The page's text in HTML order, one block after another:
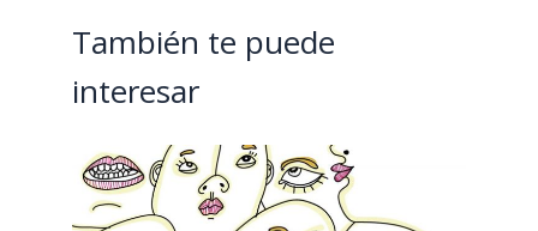
También te puede
interesar